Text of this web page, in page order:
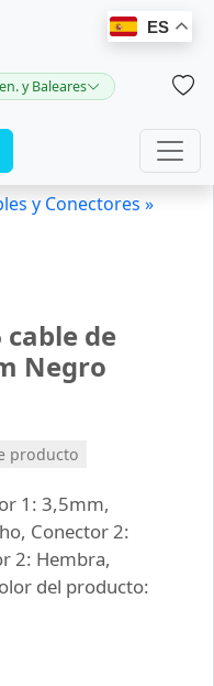
ES
y Baleares
y Conectores »
cable de
Negro
producto
1: 3,5mm,
Conector 2:
2: Hembra,
del producto: